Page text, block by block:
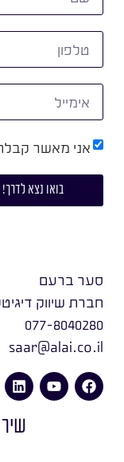
אני מאשר
בואו נצא לדרך!
סער ברעם
חברת שיווק
077-8040280
saar@alai.co.il